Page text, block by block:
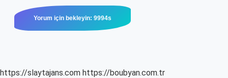
https://slaytajans.com https://boubyan.com.tr